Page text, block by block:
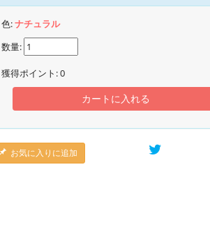
色:ナチュラル
数量:
獲得ポイント:0
カートに入れる
お気に入りに追加